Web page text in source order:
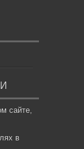
сайте,
в